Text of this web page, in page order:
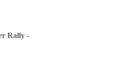
Rally -